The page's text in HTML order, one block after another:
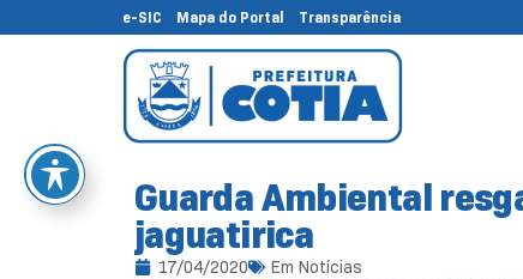
e-SIC Mapa do Portal Transparência
Guarda Ambiental
jaguatirica
17/04/2020 Em Notícias